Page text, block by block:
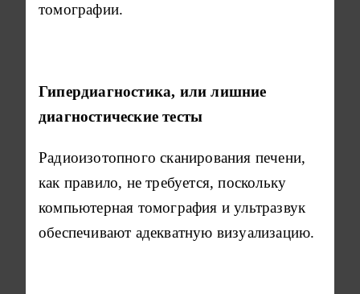
томографии.
Гипердиагностика, или лишние
диагностические тесты
Радиоизотопного сканирования печени,
как правило, не требуется, поскольку
компьютерная томография и ультразвук
обеспечивают адекватную визуализацию.